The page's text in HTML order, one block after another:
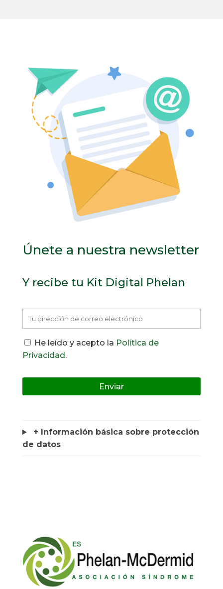
Únete a nuestra newsletter
Y recibe tu Kit Digital Phelan
He leído y acepto la Política de
Privacidad.
+ Información básica sobre protección
de datos